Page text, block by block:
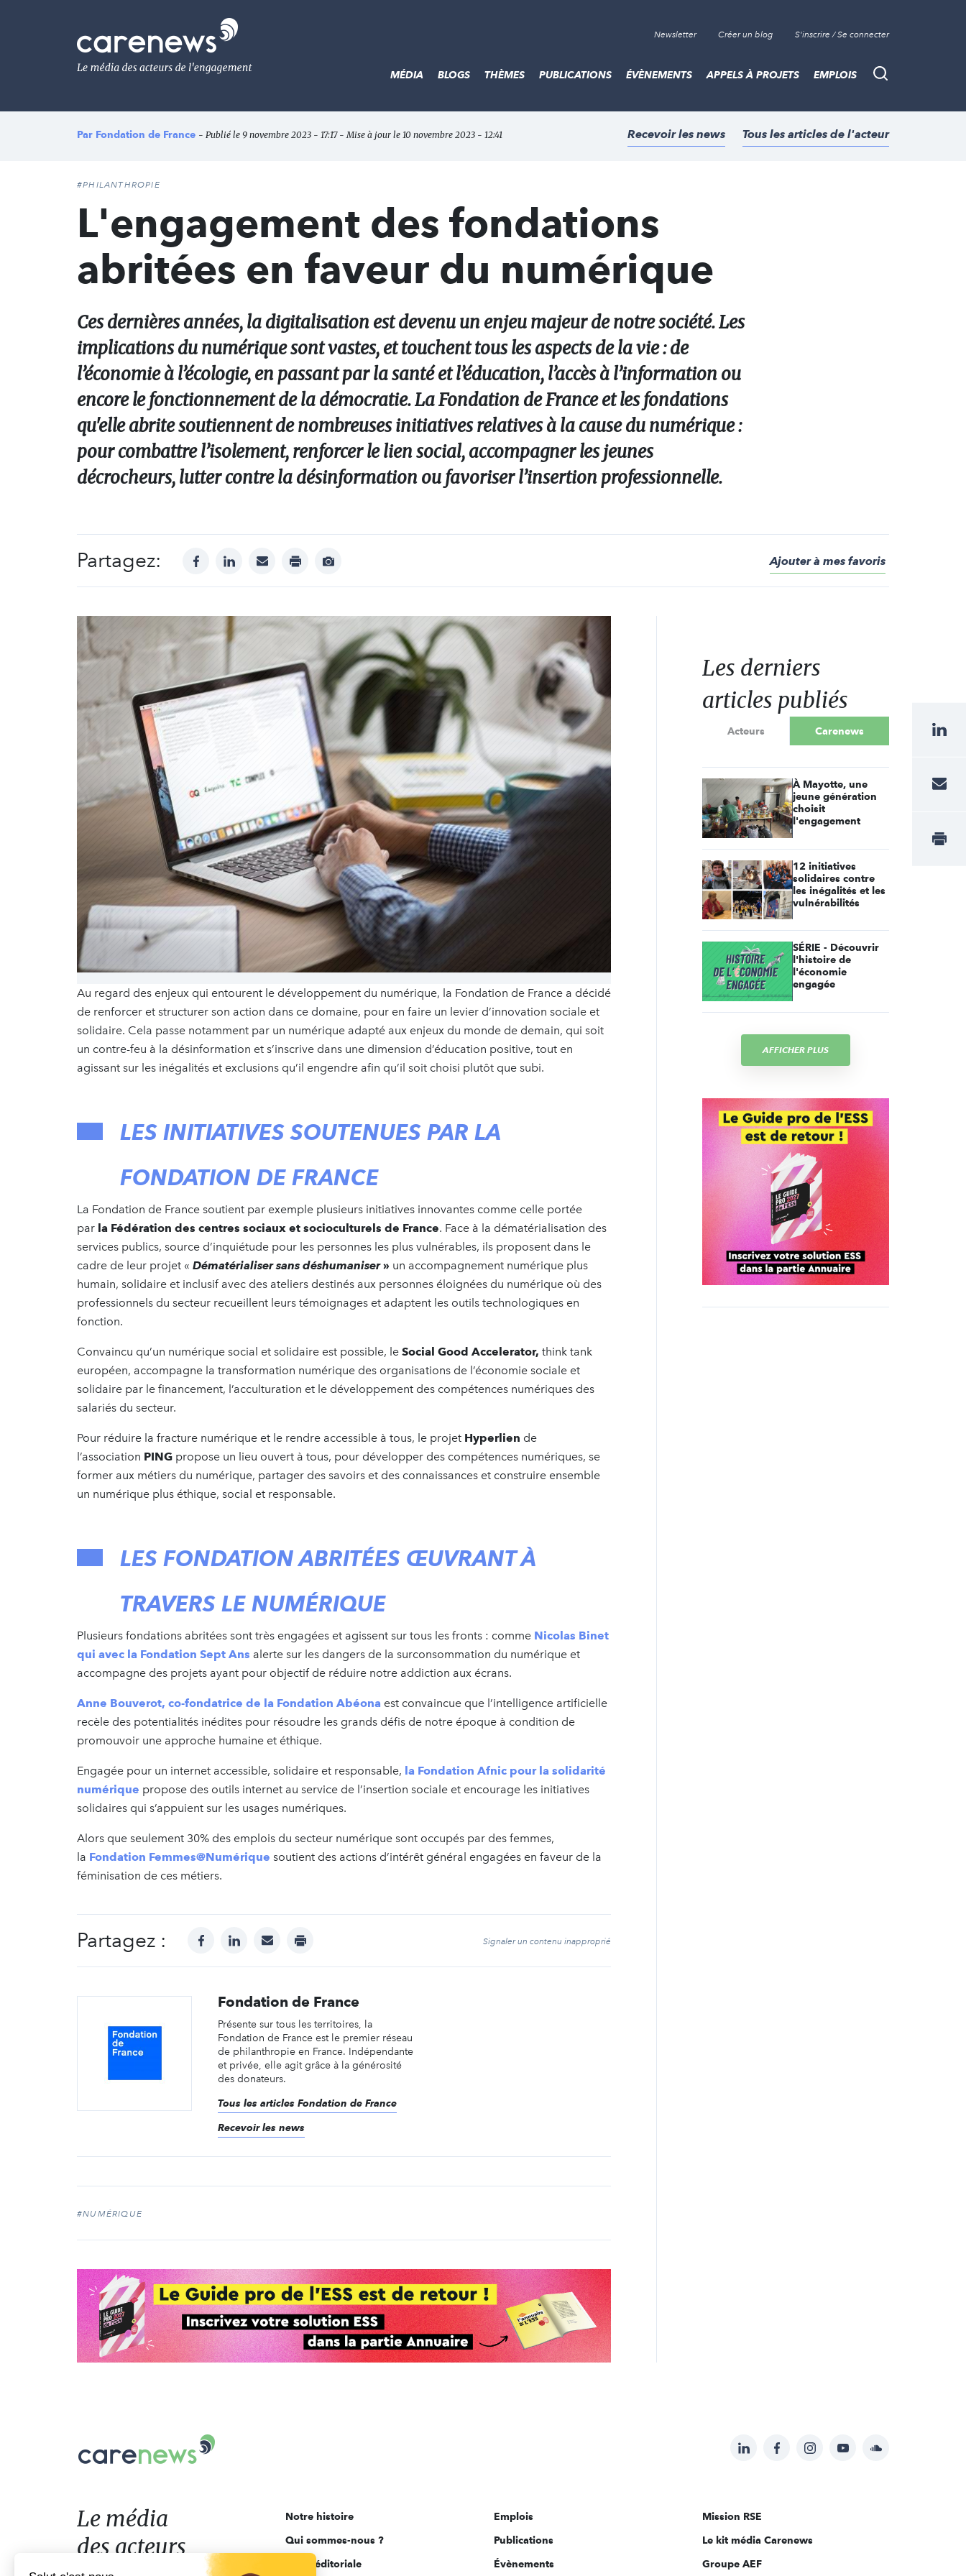
Le
média
de
l'engagement
Newsletter Créer un blog S'inscrire / Se connecter
Recherche
MÉDIA BLOGS THÈMES PUBLICATIONS ÉVÈNEMENTS APPELS À PROJETS EMPLOIS
Par Fondation de France - Publié le 9 novembre 2023 - 17:17 - Mise à jour le 10 novembre 2023 - 12:41 Recevoir les news Tous les articles de l'acteur
#PHILANTHROPIE
L'engagement des fondations
abritées en faveur du numérique
Ces dernières années, la digitalisation est devenu un enjeu majeur de notre société. Les
implications du numérique sont vastes, et touchent tous les aspects de la vie : de
l’économie à l’écologie, en passant par la santé et l’éducation, l’accès à l’information ou
encore le fonctionnement de la démocratie. La Fondation de France et les fondations
qu'elle abrite soutiennent de nombreuses initiatives relatives à la cause du numérique :
pour combattre l’isolement, renforcer le lien social, accompagner les jeunes
décrocheurs, lutter contre la désinformation ou favoriser l’insertion professionnelle.
Partagez: facebooklinkedinmail print
Afficher
Ajouter à mes favoris
Au regard des enjeux qui entourent le développement du numérique, la Fondation de France a décidé
de renforcer et structurer son action dans ce domaine, pour en faire un levier d’innovation sociale et
solidaire. Cela passe notamment par un numérique adapté aux enjeux du monde de demain, qui soit
un contre-feu à la désinformation et s’inscrive dans une dimension d’éducation positive, tout en
agissant sur les inégalités et exclusions qu’il engendre afin qu’il soit choisi plutôt que subi.
LES INITIATIVES SOUTENUES PAR LA
FONDATION DE FRANCE
La Fondation de France soutient par exemple plusieurs initiatives innovantes comme celle portée
par la Fédération des centres sociaux et socioculturels de France. Face à la dématérialisation des
services publics, source d’inquiétude pour les personnes les plus vulnérables, ils proposent dans le
cadre de leur projet « Dématérialiser sans déshumaniser» un accompagnement numérique plus
humain, solidaire et inclusif avec des ateliers destinés aux personnes éloignées du numérique où des
professionnels du secteur recueillent leurs témoignages et adaptent les outils technologiques en
fonction.
Convaincu qu’un numérique social et solidaire est possible, le Social Good Accelerator, think tank
européen, accompagne la transformation numérique des organisations de l’économie sociale et
solidaire par le financement, l’acculturation et le développement des compétences numériques des
salariés du secteur.
Pour réduire la fracture numérique et le rendre accessible à tous, le projet Hyperlien de
l’association PING propose un lieu ouvert à tous, pour développer des compétences numériques, se
former aux métiers du numérique, partager des savoirs et des connaissances et construire ensemble
un numérique plus éthique, social et responsable.
LES FONDATION ABRITÉES ŒUVRANT À
TRAVERS LE NUMÉRIQUE
Plusieurs fondations abritées sont très engagées et agissent sur tous les fronts : comme Nicolas Binet
qui avec la Fondation Sept Ans alerte sur les dangers de la surconsommation du numérique et
accompagne des projets ayant pour objectif de réduire notre addiction aux écrans.
Anne Bouverot, co-fondatrice de la Fondation Abéona est convaincue que l’intelligence artificielle
recèle des potentialités inédites pour résoudre les grands défis de notre époque à condition de
promouvoir une approche humaine et éthique.
Engagée pour un internet accessible, solidaire et responsable, la Fondation Afnic pour la solidarité
numérique propose des outils internet au service de l’insertion sociale et encourage les initiatives
solidaires qui s’appuient sur les usages numériques.
Alors que seulement 30% des emplois du secteur numérique sont occupés par des femmes,
la Fondation Femmes@Numérique soutient des actions d’intérêt général engagées en faveur de la
féminisation de ces métiers.
Partagez : facebooklinkedinmail print Signaler un contenu inapproprié
Fondation de France
Présente sur tous les territoires, la
Fondation de France est le premier réseau
de philanthropie en France. Indépendante
et privée, elle agit grâce à la générosité
des donateurs.
Tous les articles Fondation de France
Recevoir les news
#NUMÉRIQUE
Les derniers
articles publiés
Acteurs Carenews
À Mayotte, une
jeune génération
choisit
l'engagement
12 initiatives
solidaires contre
les inégalités et les
vulnérabilités
SÉRIE - Découvrir
l'histoire de
l'économie
engagée
AFFICHER PLUS
Suivez-
sur:
LinkedInFacebookInstagramYouTubeSoundcloud
Le
acteurs
de
l'engagement
Le média
des acteurs
Notre histoire
Qui sommes-nous ?
Ligne éditoriale
Emplois
Publications
Évènements
Mission RSE
Le kit média Carenews
Groupe AEF